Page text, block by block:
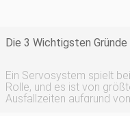
Die 3 Wichtigsten
Ein Servosystem spielt
Rolle, und es ist von
Ausfallzeiten aufgrund